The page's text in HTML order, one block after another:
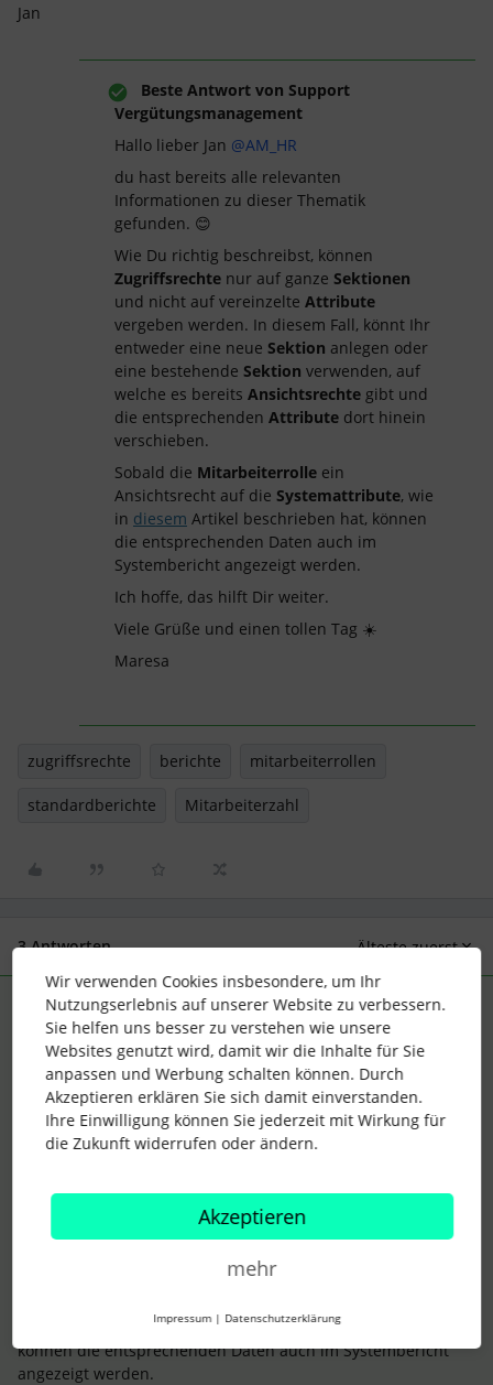
Jan
Beste Antwort von Support
Vergütungsmanagement
Hallo lieber Jan @AM_HR
du hast bereits alle relevanten
Informationen zu dieser Thematik
gefunden. 😊
Wie Du richtig beschreibst, können
Zugriffsrechte nur auf ganze Sektionen
und nicht auf vereinzelte Attribute
vergeben werden. In diesem Fall, könnt Ihr
entweder eine neue Sektion anlegen oder
eine bestehende Sektion verwenden, auf
welche es bereits Ansichtsrechte gibt und
die entsprechenden Attribute dort hinein
verschieben.
Sobald die Mitarbeiterrolle ein
Ansichtsrecht auf die Systemattribute, wie
in diesem Artikel beschrieben hat, können
die entsprechenden Daten auch im
Systembericht angezeigt werden.
Ich hoffe, das hilft Dir weiter.
Viele Grüße und einen tollen Tag ☀️
Maresa
zugriffsrechte berichte mitarbeiterrollen
standardberichte Mitarbeiterzahl
3 Antworten Älteste zuerst
Support Vergütungsmanagement ANTWORT
Forum|Forum|3 years ago
Hallo lieber Jan@AM_HR
du hast bereits alle relevanten Informationen zu dieser
Thematik gefunden. 😊
Wie Du richtig beschreibst, könnenZugriffsrechte
vergeben werden. In diesem Fall, könnt Ihr entweder eine
anlegen oder eine bestehende
Attributedort hinein verschieben.
, wie indiesemArtikel beschrieben hat,
können die entsprechenden Daten auch im Systembericht
angezeigt werden.
Wir verwenden Cookies insbesondere, um Ihr
Nutzungserlebnis auf unserer Website zu verbessern.
Sie helfen uns besser zu verstehen wie unsere
Websites genutzt wird, damit wir die Inhalte für Sie
anpassen und Werbung schalten können. Durch
Akzeptieren erklären Sie sich damit einverstanden.
Ihre Einwilligung können Sie jederzeit mit Wirkung für
die Zukunft widerrufen oder ändern.
Akzeptieren
mehr
Impressum | Datenschutzerklärung